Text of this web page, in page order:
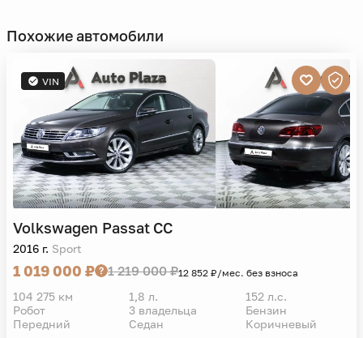
Похожие автомобили
VIN
Volkswagen Passat CC
2016 г. Sport
1 019 000 ₽ 1 219 000 ₽12 852 ₽/мес. без взноса
104 275 км 1,8 л.
152 л.с.
Робот
3 владельца
Бензин
Передний
Седан Коричневый